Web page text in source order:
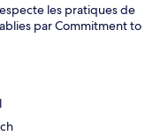
les pratiques de
par Commitment to